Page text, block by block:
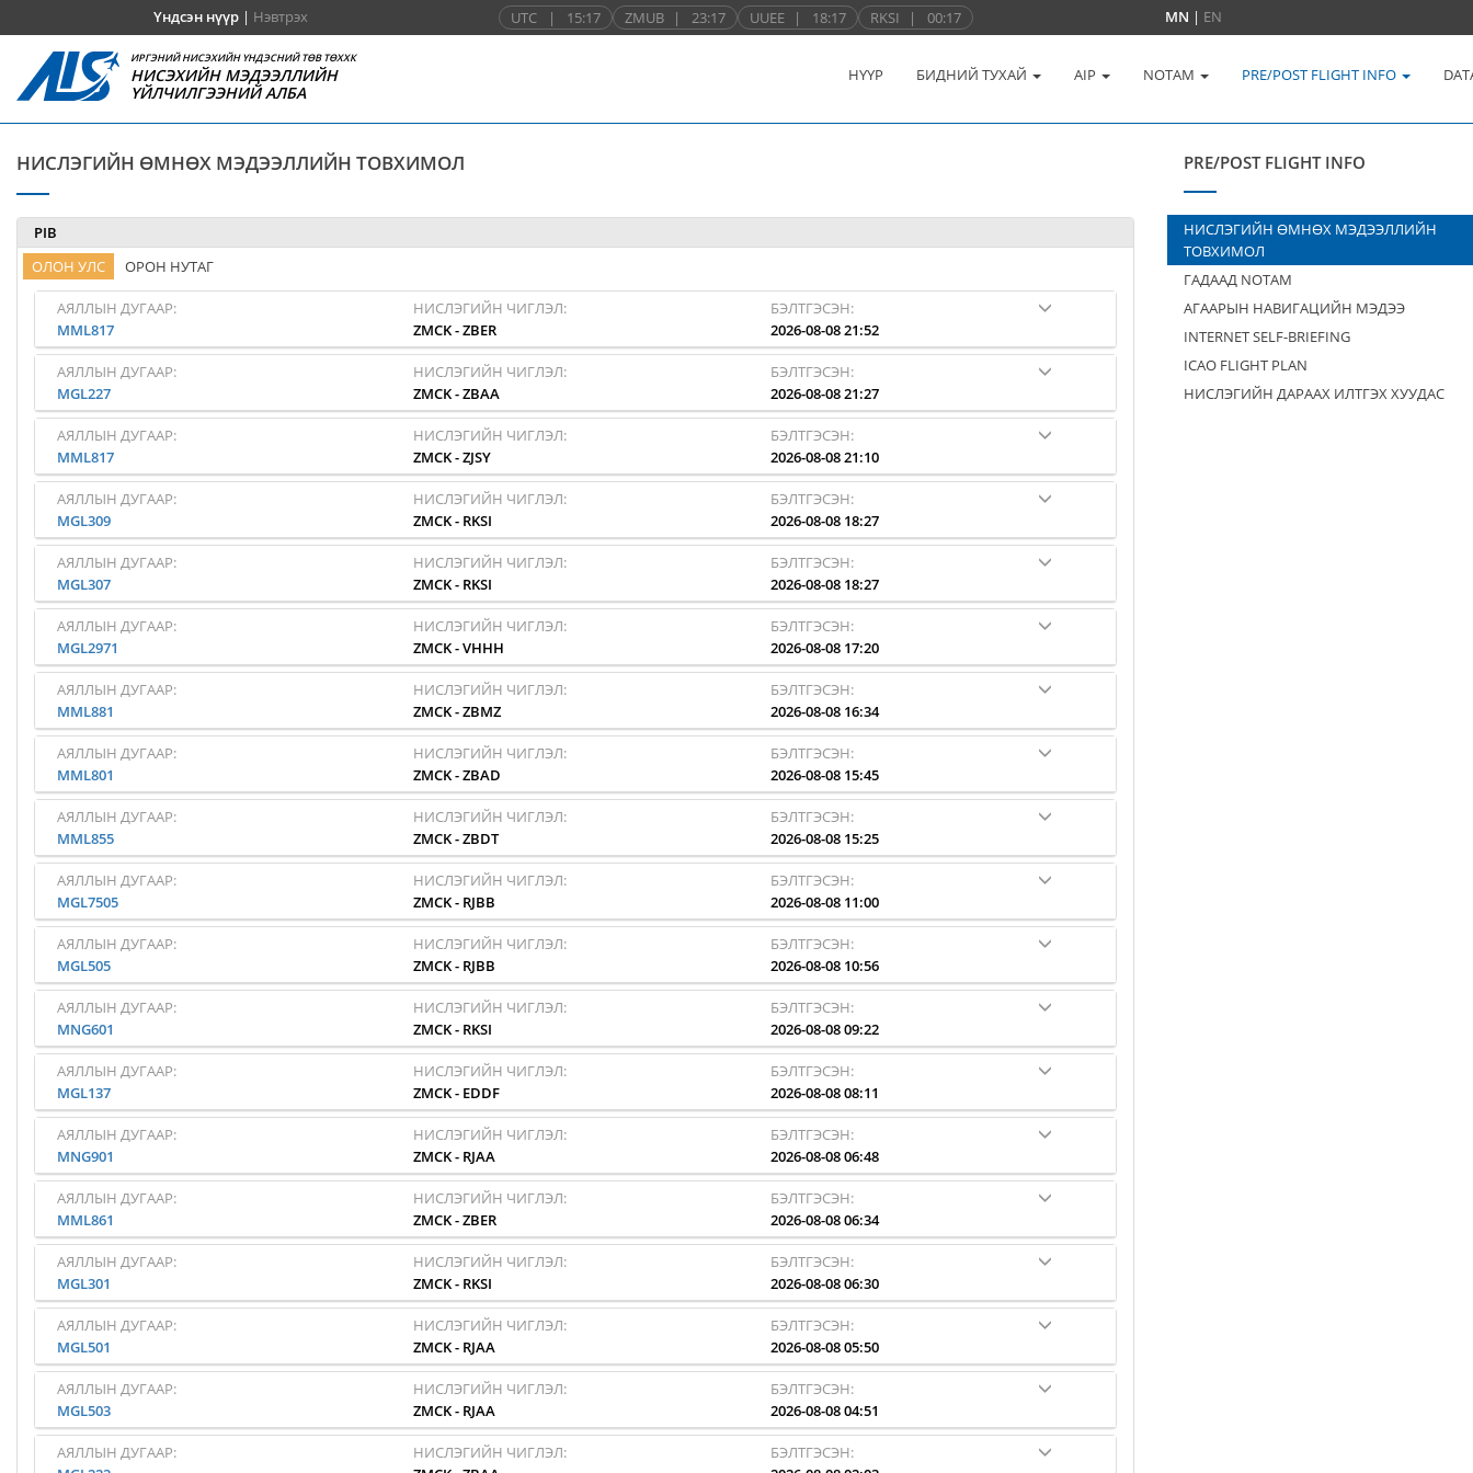
Үндсэн нүүр| Нэвтрэх UTC | 15:17 ZMUB | 23:17 UUEE | 18:17 RKSI | 00:17 MN | EN
ИРГЭНИЙ НИСЭХИЙН ҮНДЭСНИЙ ТӨВ ТӨХХК
НИСЭХИЙН МЭДЭЭЛЛИЙН
ҮЙЛЧИЛГЭЭНИЙ АЛБА
НҮҮР БИДНИЙ ТУХАЙ AIP NOTAM PRE/POST FLIGHT INFO
НИСЛЭГИЙН ӨМНӨХ МЭДЭЭЛЛИЙН ТОВХИМОЛ
PIB
ОЛОН УЛС
ОРОН НУТАГ
АЯЛЛЫН ДУГААР:
MML817
НИСЛЭГИЙН ЧИГЛЭЛ:
ZMCK-ZBER
БЭЛТГЭСЭН:
2026-08-08 21:52
АЯЛЛЫН ДУГААР:
MGL227
НИСЛЭГИЙН ЧИГЛЭЛ:
ZMCK-ZBAA
БЭЛТГЭСЭН:
2026-08-08 21:27
АЯЛЛЫН ДУГААР:
MML817
НИСЛЭГИЙН ЧИГЛЭЛ:
ZMCK-ZJSY
БЭЛТГЭСЭН:
2026-08-08 21:10
АЯЛЛЫН ДУГААР:
MGL309
НИСЛЭГИЙН ЧИГЛЭЛ:
ZMCK- RKSI
БЭЛТГЭСЭН:
2026-08-08 18:27
АЯЛЛЫН ДУГААР:
MGL307
НИСЛЭГИЙН ЧИГЛЭЛ:
ZMCK- RKSI
БЭЛТГЭСЭН:
2026-08-08 18:27
АЯЛЛЫН ДУГААР:
MGL2971
НИСЛЭГИЙН ЧИГЛЭЛ:
ZMCK-VHHH
БЭЛТГЭСЭН:
2026-08-08 17:20
АЯЛЛЫН ДУГААР:
MML881
НИСЛЭГИЙН ЧИГЛЭЛ:
ZMCK-ZBMZ
БЭЛТГЭСЭН:
2026-08-08 16:34
АЯЛЛЫН ДУГААР:
MML801
НИСЛЭГИЙН ЧИГЛЭЛ:
ZMCK-ZBAD
БЭЛТГЭСЭН:
2026-08-08 15:45
АЯЛЛЫН ДУГААР:
MML855
НИСЛЭГИЙН ЧИГЛЭЛ:
ZMCK-ZBDT
БЭЛТГЭСЭН:
2026-08-08 15:25
АЯЛЛЫН ДУГААР:
MGL7505
НИСЛЭГИЙН ЧИГЛЭЛ:
ZMCK- RJBB
БЭЛТГЭСЭН:
2026-08-08 11:00
АЯЛЛЫН ДУГААР:
MGL505
НИСЛЭГИЙН ЧИГЛЭЛ:
ZMCK- RJBB
БЭЛТГЭСЭН:
2026-08-08 10:56
АЯЛЛЫН ДУГААР:
MNG601
НИСЛЭГИЙН ЧИГЛЭЛ:
ZMCK- RKSI
БЭЛТГЭСЭН:
2026-08-08 09:22
АЯЛЛЫН ДУГААР:
MGL137
НИСЛЭГИЙН ЧИГЛЭЛ:
ZMCK- EDDF
БЭЛТГЭСЭН:
2026-08-08 08:11
АЯЛЛЫН ДУГААР:
MNG901
НИСЛЭГИЙН ЧИГЛЭЛ:
ZMCK- RJAA
БЭЛТГЭСЭН:
2026-08-08 06:48
АЯЛЛЫН ДУГААР:
MML861
НИСЛЭГИЙН ЧИГЛЭЛ:
ZMCK-ZBER
БЭЛТГЭСЭН:
2026-08-08 06:34
АЯЛЛЫН ДУГААР:
MGL301
НИСЛЭГИЙН ЧИГЛЭЛ:
ZMCK- RKSI
БЭЛТГЭСЭН:
2026-08-08 06:30
АЯЛЛЫН ДУГААР:
MGL501
НИСЛЭГИЙН ЧИГЛЭЛ:
ZMCK- RJAA
БЭЛТГЭСЭН:
2026-08-08 05:50
АЯЛЛЫН ДУГААР:
MGL503
НИСЛЭГИЙН ЧИГЛЭЛ:
ZMCK- RJAA
БЭЛТГЭСЭН:
2026-08-08 04:51
АЯЛЛЫН ДУГААР:
НИСЛЭГИЙН ЧИГЛЭЛ:
БЭЛТГЭСЭН:
PRE/POST FLIGHT INFO
НИСЛЭГИЙН ӨМНӨХ МЭДЭЭЛЛИЙН
ТОВХИМОЛ
ГАДААД NOTAM
АГААРЫН НАВИГАЦИЙН МЭДЭЭ
INTERNET SELF-BRIEFING
ICAO FLIGHT PLAN
НИСЛЭГИЙН ДАРААХ ИЛТГЭХ ХУУДАС